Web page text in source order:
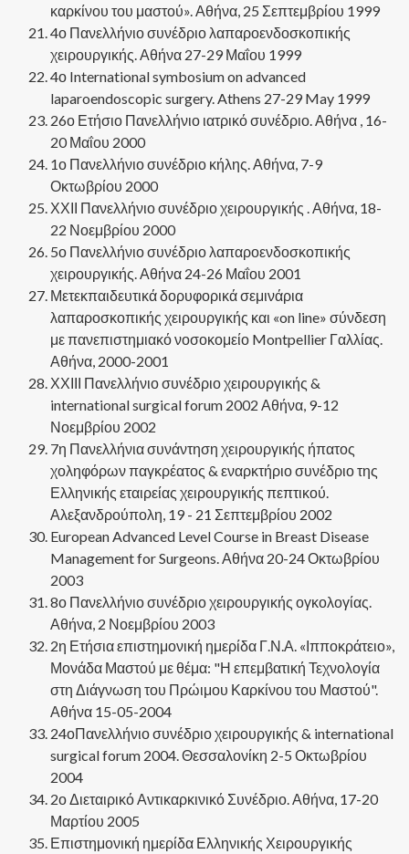
καρκίνου του μαστού». Αθήνα, 25 Σεπτεμβρίου 1999
4ο Πανελλήνιο συνέδριο λαπαροενδοσκοπικής
χειρουργικής. Αθήνα 27-29 Μαΐου 1999
4ο International symbosium on advanced
laparoendoscopic surgery. Athens 27-29 May 1999
26ο Ετήσιο Πανελλήνιο ιατρικό συνέδριο. Αθήνα , 16-
20 Μαΐου 2000
1ο Πανελλήνιο συνέδριο κήλης. Αθήνα, 7-9
Οκτωβρίου 2000
ΧΧΙΙ Πανελλήνιο συνέδριο χειρουργικής . Αθήνα, 18-
22 Νοεμβρίου 2000
5ο Πανελλήνιο συνέδριο λαπαροενδοσκοπικής
χειρουργικής. Αθήνα 24-26 Μαΐου 2001
Μετεκπαιδευτικά δορυφορικά σεμινάρια
λαπαροσκοπικής χειρουργικής και «on line» σύνδεση
με πανεπιστημιακό νοσοκομείο Montpellier Γαλλίας.
Αθήνα, 2000-2001
ΧΧΙΙΙ Πανελλήνιο συνέδριο χειρουργικής &
international surgical forum 2002 Αθήνα, 9-12
Νοεμβρίου 2002
7η Πανελλήνια συνάντηση χειρουργικής ήπατος
χοληφόρων παγκρέατος & εναρκτήριο συνέδριο της
Ελληνικής εταιρείας χειρουργικής πεπτικού.
Αλεξανδρούπολη, 19 - 21 Σεπτεμβρίου 2002
European Advanced Level Course in Breast Disease
Management for Surgeons. Αθήνα 20-24 Οκτωβρίου
2003
8ο Πανελλήνιο συνέδριο χειρουργικής ογκολογίας.
Αθήνα, 2 Νοεμβρίου 2003
2η Ετήσια επιστημονική ημερίδα Γ.Ν.Α. «Ιπποκράτειο»,
Μονάδα Μαστού με θέμα: "Η επεμβατική Τεχνολογία
στη Διάγνωση του Πρώιμου Καρκίνου του Μαστού".
Αθήνα 15-05-2004
24οΠανελλήνιο συνέδριο χειρουργικής & international
surgical forum 2004. Θεσσαλονίκη 2-5 Οκτωβρίου
2004
2ο Διεταιρικό Αντικαρκινικό Συνέδριο. Αθήνα, 17-20
Μαρτίου 2005
Επιστημονική ημερίδα Ελληνικής Χειρουργικής